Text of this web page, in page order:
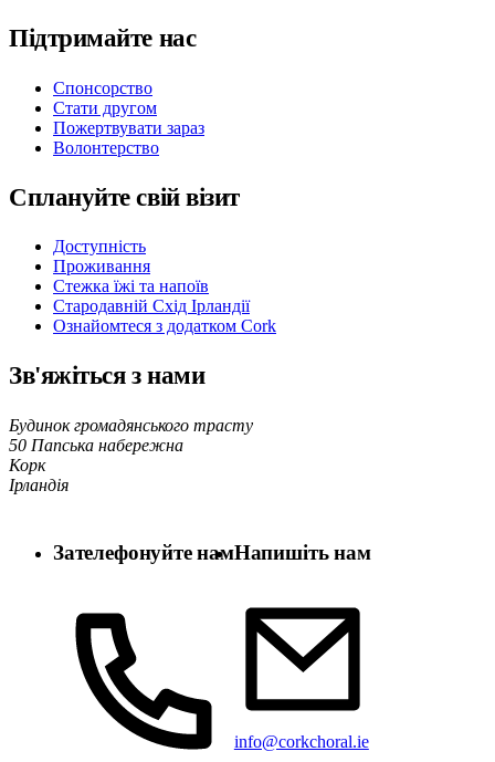
Підтримайте нас
Спонсорство
Стати другом
Пожертвувати зараз
Волонтерство
Сплануйте свій візит
Доступність
Проживання
Стежка їжі та напоїв
Стародавній Схід Ірландії
Ознайомтеся з додатком Cork
Зв'яжіться з нами
Будинок громадянського трасту
50 Папська набережна
Корк
Ірландія
Зателефонуйте намНапишіть нам
info@corkchoral.ie